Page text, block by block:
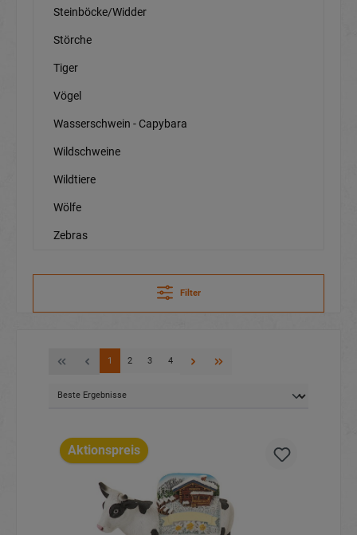
Steinböcke/Widder
Störche
Tiger
Vögel
Wasserschwein - Capybara
Wildschweine
Wildtiere
Wölfe
Zebras
Filter
1 2 3 4
Aktionspreis